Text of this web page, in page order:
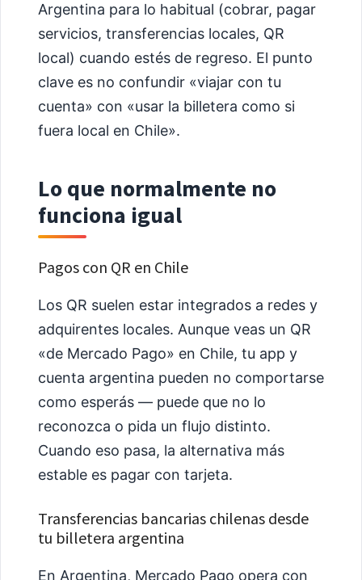
Argentina para lo habitual (cobrar, pagar
servicios, transferencias locales, QR
local) cuando estés de regreso. El punto
clave es no confundir «viajar con tu
cuenta» con «usar la billetera como si
fuera local en Chile».
Lo que normalmente no
funciona igual
Pagos con QR en Chile
Los QR suelen estar integrados a redes y
adquirentes locales. Aunque veas un QR
«de Mercado Pago» en Chile, tu app y
cuenta argentina pueden no comportarse
como esperás — puede que no lo
reconozca o pida un flujo distinto.
Cuando eso pasa, la alternativa más
estable es pagar con tarjeta.
Transferencias bancarias chilenas desde
tu billetera argentina
En Argentina, Mercado Pago opera con